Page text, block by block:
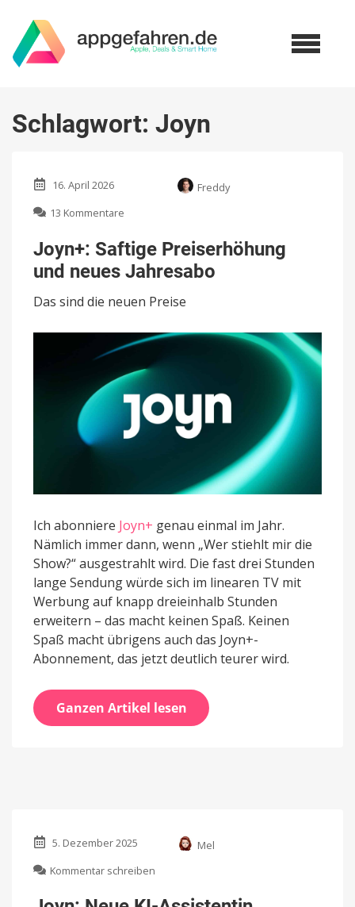
Schlagwort: Joyn
16. April 2026
Freddy
13 Kommentare
Saftige
Preiserhöhung
und
Jahresabo
Joyn+: Saftige Preiserhöhung
und neues Jahresabo
Das sind die neuen Preise
Ich abonniere Joyn+ genau einmal im Jahr.
Nämlich immer dann, wenn „Wer stiehlt mir die
Show?“ ausgestrahlt wird. Die fast drei Stunden
lange Sendung würde sich im linearen TV mit
Werbung auf knapp dreieinhalb Stunden
erweitern – das macht keinen Spaß. Keinen
Spaß macht übrigens auch das Joyn+-
Abonnement, das jetzt deutlich teurer wird.
Ganzen Artikel lesen
5. Dezember 2025
Mel
Kommentar schreiben
Neue